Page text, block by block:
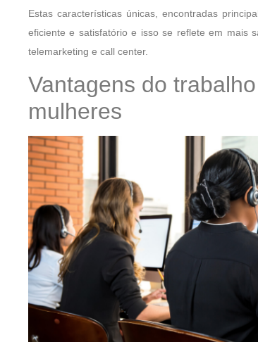
Estas características únicas, encontradas
eficiente e satisfatório e isso se reflete em mais
telemarketing e call center.
Vantagens do
mulheres